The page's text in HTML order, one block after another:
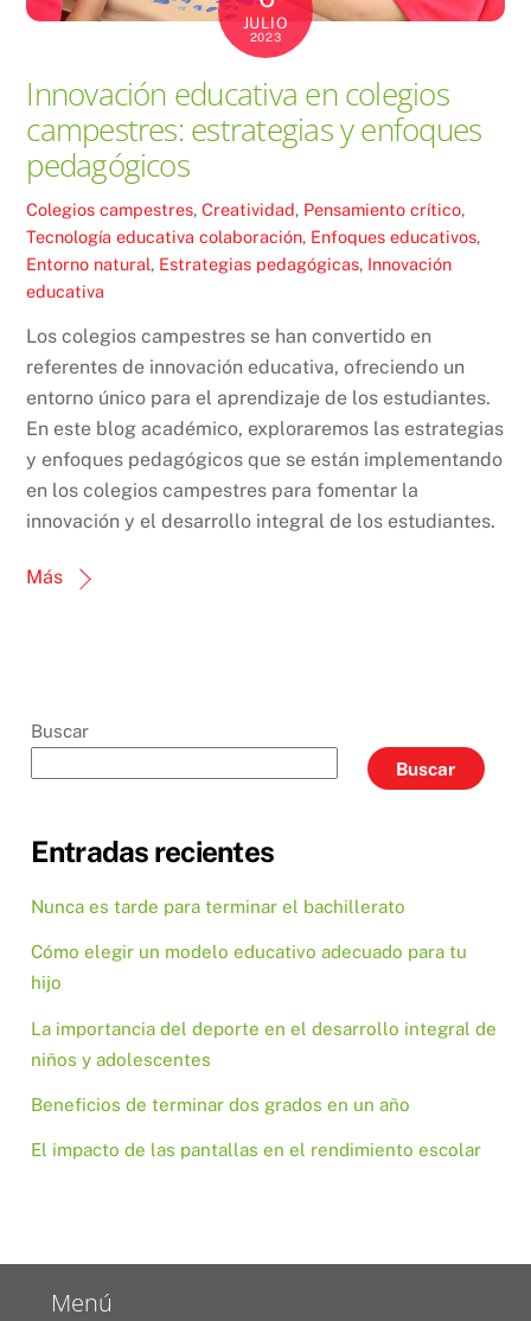
JULIO
2023
Innovación educativa en colegios
campestres: estrategias y enfoques
pedagógicos
Colegios campestres,Creatividad, Pensamiento crítico,
Tecnología educativa colaboración, Enfoques educativos,
Entorno natural, Estrategias pedagógicas, Innovación
educativa
Los colegios campestres se han convertido en
referentes de innovación educativa, ofreciendo un
entorno único para el aprendizaje de los estudiantes.
En este blog académico, exploraremos las estrategias
y enfoques pedagógicos que se están implementando
en los colegios campestres para fomentar la
innovación y el desarrollo integral de los estudiantes.
Más
Buscar
Buscar
Entradas recientes
Nunca es tarde para terminar el bachillerato
Cómo elegir un modelo educativo adecuado para tu
hijo
La importancia del deporte en el desarrollo integral de
niños y adolescentes
Beneficios de terminar dos grados en un año
El impacto de las pantallas en el rendimiento escolar
Menú